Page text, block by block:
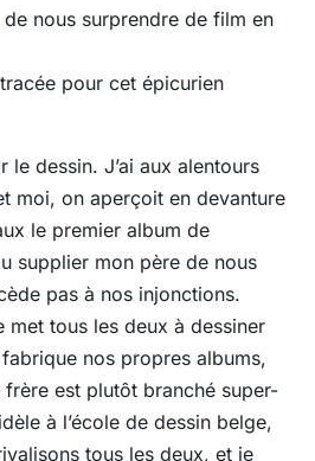
nous surprendre de film en
pour cet épicurien
le dessin. J’ai aux alentours
moi, on aperçoit en devanture
le premier album de
supplier mon père de nous
pas à nos injonctions.
met tous les deux à dessiner
nos propres albums,
est plutôt branché super-
à l’école de dessin belge,
tous les deux, et je